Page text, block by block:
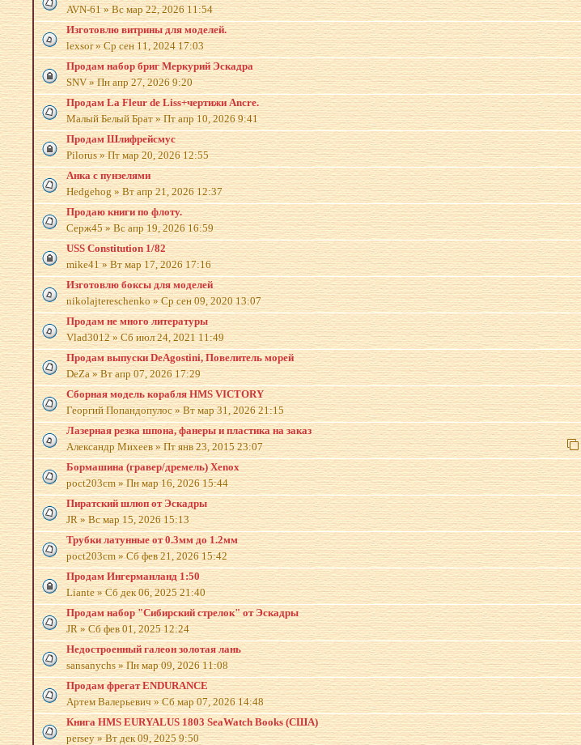
AVN-61»Вс мар 22, 2026 11:54
Изготовлю витрины для моделей.
lexsor»Ср сен 11, 2024 17:03
Продам набор бриг Меркурий Эскадра
SNV»Пн апр 27, 2026 9:20
Продам La Fleur de Liss+чертижи Ancre.
Малый Белый Брат»Пт апр 10, 2026 9:41
Продам Шлифрейсмус
Pilorus»Пт мар 20, 2026 12:55
Анка с пунзелями
Hedgehog»Вт апр 21, 2026 12:37
Продаю книги по флоту.
Серж45»Вс апр 19, 2026 16:59
USS Constitution 1/82
mike41»Вт мар 17, 2026 17:16
Изготовлю боксы для моделей
nikolajtereschenko»Ср сен 09, 2020 13:07
Продам не много литературы
Vlad3012»Сб июл 24, 2021 11:49
Продам выпуски DeAgostini, Повелитель морей
DeZa»Вт апр 07, 2026 17:29
Сборная модель корабля HMS VICTORY
Георгий Попандопулос»Вт мар 31, 2026 21:15
Лазерная резка шпона, фанеры и пластика на заказ
Александр Михеев»Пт янв 23, 2015 23:07
Бормашина (гравер/дремель) Xenox
poct203cm »Пн мар 16, 2026 15:44
Пиратский шлюп от Эскадры
JR»Вс мар 15, 2026 15:13
Трубки латунные от 0.3мм до 1.2мм
poct203cm »Сб фев 21, 2026 15:42
Продам Ингерманланд 1:50
Liante»Сб дек 06, 2025 21:40
Продам набор "Сибирский стрелок" от Эскадры
JR»Сб фев 01, 2025 12:24
Недостроенный галеон золотая лань
sansanychs»Пн мар 09, 2026 11:08
Продам фрегат ENDURANCE
Артем Валерьевич»Сб мар 07, 2026 14:48
Книга HMS EURYALUS 1803 SeaWatch Books (США)
persey»Вт дек 09, 2025 9:50